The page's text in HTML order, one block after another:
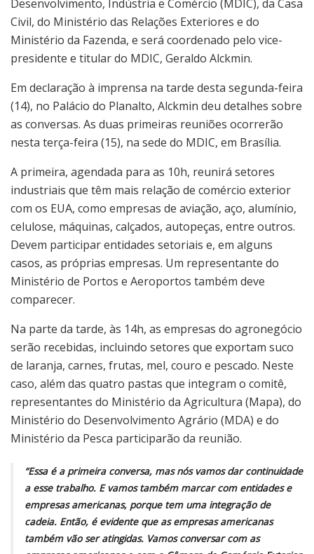
Desenvolvimento, Indústria e Comércio (MDIC), da Casa
Civil, do Ministério das Relações Exteriores e do
Ministério da Fazenda, e será coordenado pelo vice-
presidente e titular do MDIC, Geraldo Alckmin.
Em declaração à imprensa na tarde desta segunda-feira
(14), no Palácio do Planalto, Alckmin deu detalhes sobre
as conversas. As duas primeiras reuniões ocorrerão
nesta terça-feira (15), na sede do MDIC, em Brasília.
A primeira, agendada para as 10h, reunirá setores
industriais que têm mais relação de comércio exterior
com os EUA, como empresas de aviação, aço, alumínio,
celulose, máquinas, calçados, autopeças, entre outros.
Devem participar entidades setoriais e, em alguns
casos, as próprias empresas. Um representante do
Ministério de Portos e Aeroportos também deve
comparecer.
Na parte da tarde, às 14h, as empresas do agronegócio
serão recebidas, incluindo setores que exportam suco
de laranja, carnes, frutas, mel, couro e pescado. Neste
caso, além das quatro pastas que integram o comitê,
representantes do Ministério da Agricultura (Mapa), do
Ministério do Desenvolvimento Agrário (MDA) e do
Ministério da Pesca participarão da reunião.
“Essa é a primeira conversa, mas nós vamos dar continuidade
a esse trabalho. E vamos também marcar com entidades e
empresas americanas, porque tem uma integração de
cadeia. Então, é evidente que as empresas americanas
também vão ser atingidas. Vamos conversar com as